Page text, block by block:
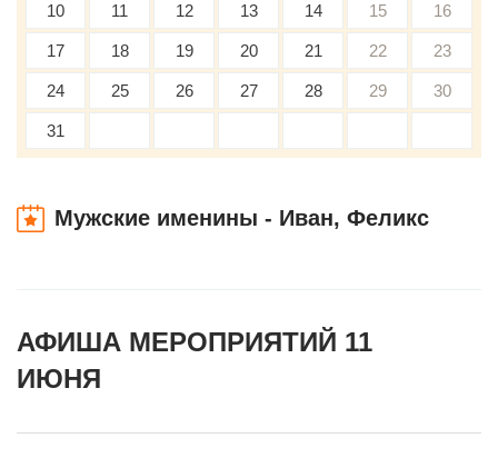
10 11 12 13 14 15 16
17 18 19 20 21 22 23
24 25 26 27 28 29 30
31
Мужские именины - Иван, Феликс
АФИША МЕРОПРИЯТИЙ 11
ИЮНЯ